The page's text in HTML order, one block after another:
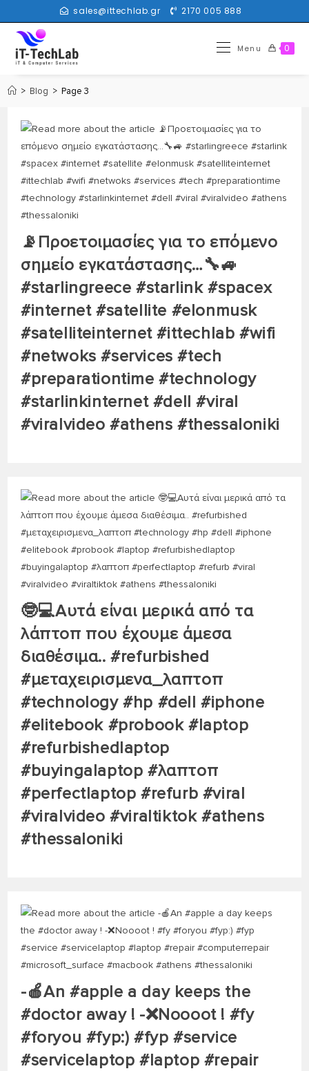
sales@ittechlab.gr 2170 005 888
0
Menu
> Blog > Page 3
📡Προετοιμασίες για το επόμενο
σημείο εγκατάστασης…🔧🚙
#starlingreece #starlink #spacex
#internet #satellite #elonmusk
#satelliteinternet #ittechlab #wifi
#netwoks #services #tech
#preparationtime #technology
#starlinkinternet #dell #viral
#viralvideo #athens #thessaloniki
🤓💻Αυτά είναι μερικά από τα
λάπτοπ που έχουμε άμεσα
διαθέσιμα.. #refurbished
#μεταχειρισμενα_λαπτοπ
#technology #hp #dell #iphone
#elitebook #probook #laptop
#refurbishedlaptop
#buyingalaptop #λαπτοπ
#perfectlaptop #refurb #viral
#viralvideo #viraltiktok #athens
#thessaloniki
-🍎An #apple a day keeps the
#doctor away ! -❌️Noooot ! #fy
#foryou #fyp:) #fyp #service
#servicelaptop #laptop #repair